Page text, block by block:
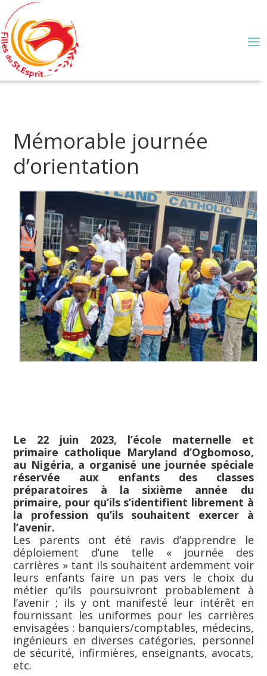
Mémorable journée
d’orientation
Le 22 juin 2023, l’école maternelle et
primaire catholique Maryland d’Ogbomoso,
au Nigéria, a organisé une journée spéciale
réservée aux enfants des classes
préparatoires à la sixième année du
primaire, pour qu’ils s’identifient librement à
la profession qu’ils souhaitent exercer à
l’avenir.
Les parents ont été ravis d’apprendre le
déploiement d’une telle « journée des
carrières » tant ils souhaitent ardemment voir
leurs enfants faire un pas vers le choix du
métier qu’ils poursuivront probablement à
l’avenir ; ils y ont manifesté leur intérêt en
fournissant les uniformes pour les carrières
envisagées : banquiers/comptables, médecins,
ingénieurs en diverses catégories, personnel
de sécurité, infirmières, enseignants, avocats,
etc.